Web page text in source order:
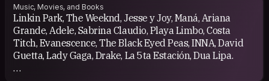
Music, Movies, and Books
Linkin Park, The Weeknd, Jesse y Joy, Maná, Ariana
Grande, Adele, Sabrina Claudio, Playa Limbo, Costa
Titch, Evanescence, The Black Eyed Peas, INNA, David
Guetta, Lady Gaga, Drake, La 5ta Estación, Dua Lipa.